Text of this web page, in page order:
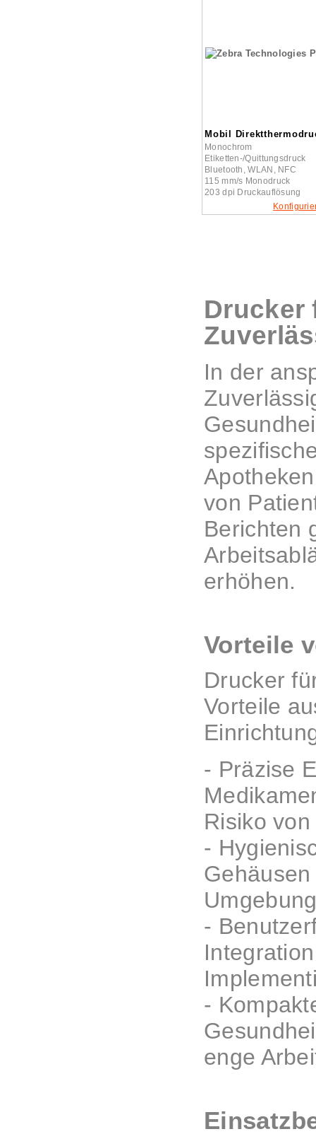
Mobil
Monochrom
Etiketten-/Quittungsdruck
Bluetooth, WLAN, NFC
115 mm/s Monodruck
203 dpi Druckauflösung
Drucker
In der
von
Berichten
erhöhen.
Vorteile
Drucker
Vorteile
- Präzise
Risiko
-
-
-
enge